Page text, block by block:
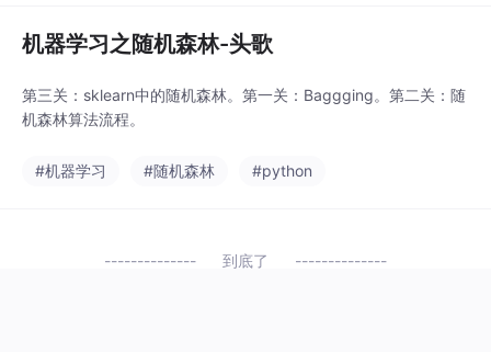
机器学习之随机森林-头歌
第三关：sklearn中的随机森林。第一关：Baggging。第二关：随
机森林算法流程。
#机器学习 #随机森林 #python
到底了